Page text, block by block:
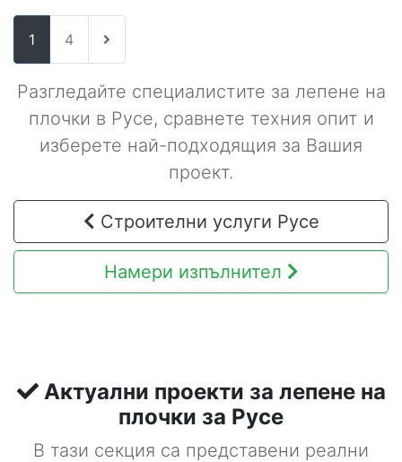
1 4
Разгледайте специалистите за лепене на
плочки в Русе, сравнете техния опит и
изберете най-подходящия за Вашия
проект.
Строителни услуги Русе
Намери изпълнител
Актуални проекти за лепене на
плочки за Русе
В тази секция са представени реални